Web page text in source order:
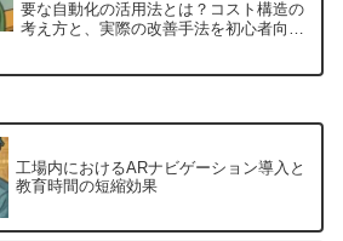
要な自動化の活用法とは？コスト構造の
考え方と、実際の改善手法を初心者向け
工場内におけるARナビゲーション導入と
教育時間の短縮効果